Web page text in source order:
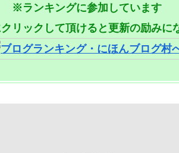
※ランキングに参加しています
リックして頂けると更新の励みに